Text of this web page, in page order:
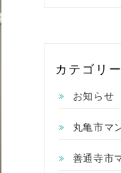
カテゴリー
お知らせ
丸亀市マ
善通寺市